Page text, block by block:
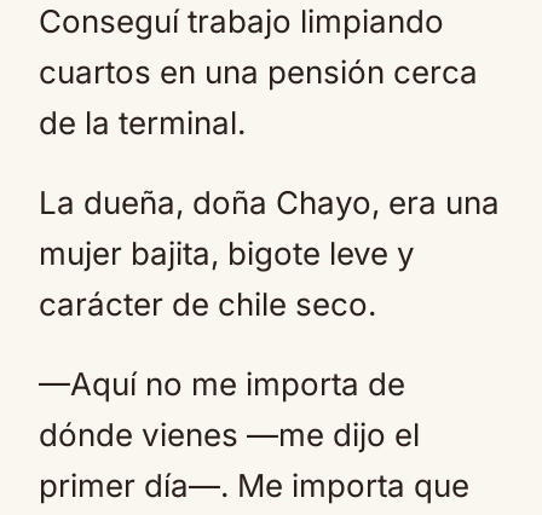
Conseguí trabajo limpiando
cuartos en una pensión cerca
de la terminal.
La dueña, doña Chayo, era una
mujer bajita, bigote leve y
carácter de chile seco.
—Aquí no me importa de
dónde vienes —me dijo el
primer día—. Me importa que